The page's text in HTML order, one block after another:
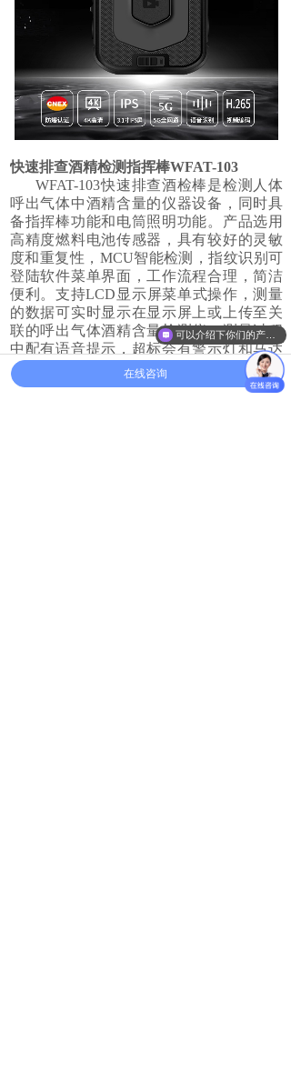
快速排查酒精检测指挥棒WFAT-103
WFAT-103快速排查酒检棒是检测人体
呼出气体中酒精含量的仪器设备，同时具
备指挥棒功能和电筒照明功能。产品选用
高精度燃料电池传感器，具有较好的灵敏
度和重复性，MCU智能检测，指纹识别可
登陆软件菜单界面，工作流程合理，简洁
便利。支持LCD显示屏菜单式操作，测量
的数据可实时显示在显示屏上或上传至关
联的呼出气体酒精含量检测仪。测量过程
中配有语音提示，超标会有警示灯和马达
震动，适用于警察、交警、巡警、保安
等。
可以介绍下你们的产品么
在线咨询